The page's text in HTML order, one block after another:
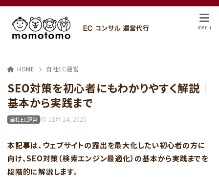
HOME 自社EC運営
SEO対策を初心者にもわかりやすく解説｜
基本から実践まで
11月 14, 2025
自社EC運営
本記事は、ウェブサイトの露出を最大化したい初心者の方に
向け、SEO対策（検索エンジン最適化）の基本から実践までを
段階的に解説します。